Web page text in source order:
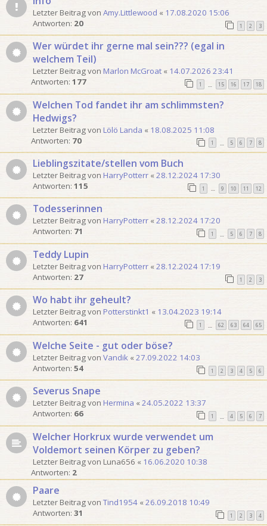
e
Letzter Beitrag von Amy.Littlewood « 17.08.2020 15:06
Antworten: 20 1 2 3
Wer würdet ihr gerne mal sein??? (egal in
welchem Teil)
Letzter Beitrag von Marlon McGroat « 14.07.2026 23:41
Antworten: 177 1 15 16 17 18
Welchen Tod fandet ihr am schlimmsten?
Hedwigs?
Letzter Beitrag von Lölö Landa « 18.08.2025 11:08
Antworten: 70 1 … 5 6 7 8
Lieblingszitate/stellen vom Buch
Letzter Beitrag von HarryPotterr «28.12.2024 17:30
Antworten: 115 1 … 9 10 11 12
Todesserinnen
Letzter Beitrag von HarryPotterr «28.12.2024 17:20
Antworten: 71 1 … 5 6 7 8
Teddy Lupin
Letzter Beitrag von HarryPotterr «28.12.2024 17:19
Antworten: 27 1 2 3
Wo habt ihr geheult?
Letzter Beitrag von Potterstinkt1 « 13.04.2023 19:14
Antworten: 641 1 … 62 63 64 65
Welche Seite - gut oder böse?
Letzter Beitrag von Vandik «27.09.2022 14:03
Antworten: 54 1 2 3 4 5 6
Severus Snape
Letzter Beitrag von Hermina «24.05.2022 13:37
Antworten: 66 1 … 4 5 6 7
Welcher Horkrux wurde verwendet um
Voldemort seinen Körper zu geben?
Letzter Beitrag von Luna656 « 16.06.2020 10:38
Antworten: 2
Paare
Letzter Beitrag von Tind1954 «26.09.2018 10:49
Antworten: 31 1 2 3 4